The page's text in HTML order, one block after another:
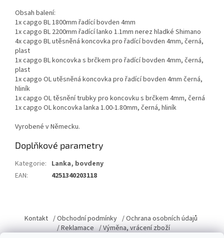
Obsah balení:
1x capgo BL 1800mm řadící bovden 4mm
1x capgo BL 2200mm řadící lanko 1.1mm nerez hladké Shimano
4x capgo BL utěsněná koncovka pro řadící bovden 4mm, černá,
plast
1x capgo BL koncovka s brčkem pro řadící bovden 4mm, černá,
plast
1x capgo OL utěsněná koncovka pro řadící bovden 4mm černá,
hliník
1x capgo OL těsnění trubky pro koncovku s brčkem 4mm, černá
1x capgo OL koncovka lanka 1.00-1.80mm, černá, hliník
Vyrobené v Německu.
Doplňkové parametry
Kategorie: Lanka, bovdeny
EAN: 4251340203118
p
Kontakt / Obchodní podmínky / Ochrana osobních údajů
/ Reklamace / Výměna, vrácení zboží